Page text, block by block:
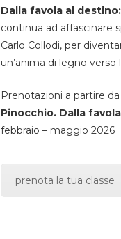
Dalla favola al destino:
continua ad affascinare
Carlo Collodi, per
un’anima di legno verso
Prenotazioni a partire
Pinocchio. Dalla
febbraio – maggio 2026
prenota la tua classe